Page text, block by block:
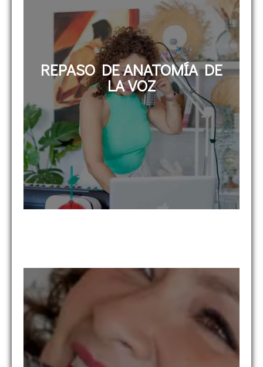
REPASO DE ANATOMÍA DE
LA VOZ